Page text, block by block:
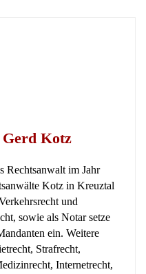
Kotz
Rechtsanwalt im Jahr
Kotz in Kreuztal
und
sowie als Notar setze
ein. Weitere
Strafrecht,
Internetrecht,